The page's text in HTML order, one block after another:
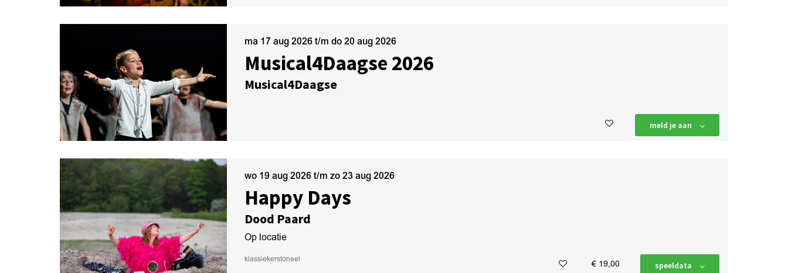
Musical4Daagse 2026
Musical4Daagse
ma 17 aug 2026 t/m do 20 aug 2026
meld je aan
Happy Days
Dood Paard
wo 19 aug 2026 t/m zo 23 aug 2026
Op locatie
klassiekerstoneel € 19,00 speeldata